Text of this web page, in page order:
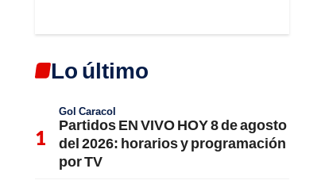
Lo último
Gol Caracol
Partidos EN VIVO HOY 8 de agosto
del 2026: horarios y programación
por TV